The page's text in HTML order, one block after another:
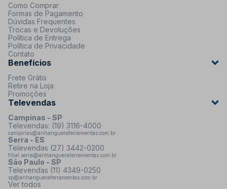
Como Comprar
Formas de Pagamento
Dúvidas Frequentes
Trocas e Devoluções
Política de Entrega
Política de Privacidade
Contato
Benefícios
Frete Grátis
Retire na Loja
Promoções
Televendas
Campinas - SP
Televendas: (19) 3116-4000
campinas@anhangueraferramentas.com.br
Serra - ES
Televendas (27) 3442-0200
filial.serra@anhangueraferramentas.com.br
São Paulo - SP
Televendas (11) 4349-0250
sp@anhangueraferramentas.com.br
Ver todos